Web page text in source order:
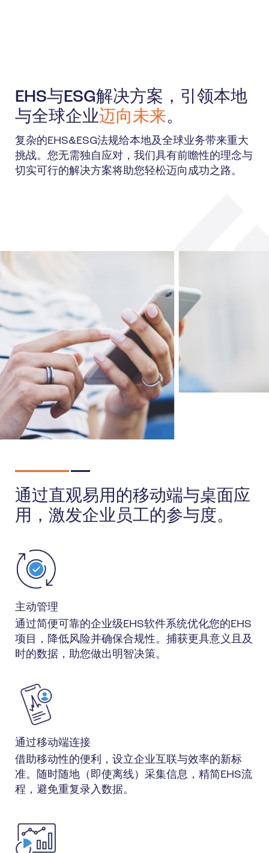
EHS与ESG解决方案，引领本地
与全球企业迈向未来。
复杂的EHS&ESG法规给本地及全球业务带来重大
挑战。您无需独自应对，我们具有前瞻性的理念与
切实可行的解决方案将助您轻松迈向成功之路。
通过直观易用的移动端与桌面应
用，激发企业员工的参与度。
主动管理
通过简便可靠的企业级EHS软件系统优化您的EHS
项目，降低风险并确保合规性。捕获更具意义且及
时的数据，助您做出明智决策。
通过移动端连接
借助移动性的便利，设立企业互联与效率的新标
准。随时随地（即使离线）采集信息，精简EHS流
程，避免重复录入数据。